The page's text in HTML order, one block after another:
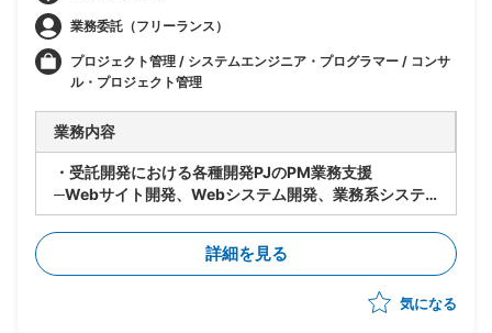
業務委託（フリーランス）
プロジェクト管理 / システムエンジニア・プログラマー / コンサ
ル・プロジェクト管理
業務内容
・受託開発における各種開発PJのPM業務支援
─Webサイト開発、Webシステム開発、業務系システ
ム開発等
・顧客折衝
・ベンダーコントロール
・WBS作成
詳細を見る
気になる